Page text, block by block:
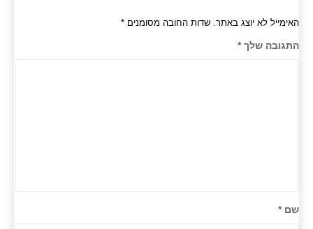
האימייל לא יוצג באתר. שדות החובה מסומנים *
התגובה שלך*
שם*